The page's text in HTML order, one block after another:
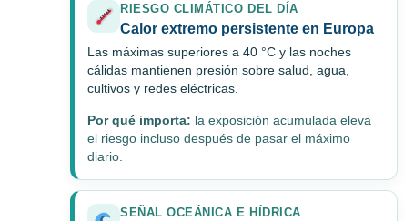
RIESGO CLIMÁTICO DEL DÍA
Calor extremo persistente en Europa
Las máximas superiores a 40 °C y las noches
cálidas mantienen presión sobre salud, agua,
cultivos y redes eléctricas.
Por qué importa: la exposición acumulada eleva
el riesgo incluso después de pasar el máximo
diario.
SEÑAL OCEÁNICA E HÍDRICA